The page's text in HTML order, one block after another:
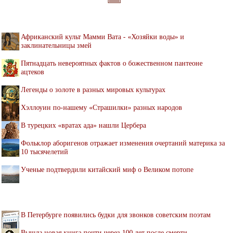
Африканский культ Мамми Вата - «Хозяйки воды» и
заклинательницы змей
Пятнадцать невероятных фактов о божественном пантеоне
ацтеков
Легенды о золоте в разных мировых культурах
Хэллоуин по-нашему «Страшилки» разных народов
В турецких «вратах ада» нашли Цербера
Фольклор аборигенов отражает изменения очертаний материка за
10 тысячелетий
Ученые подтвердили китайский миф о Великом потопе
В Петербурге появились будки для звонков советским поэтам